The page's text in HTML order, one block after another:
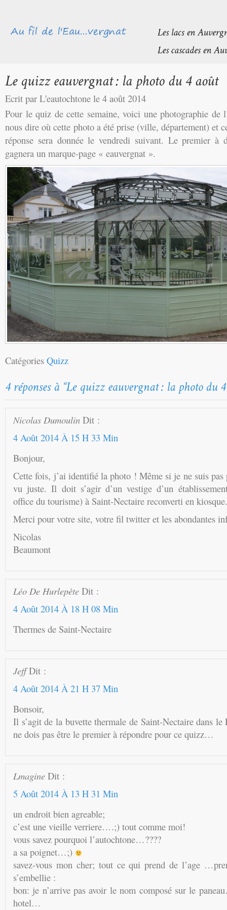
Ecrit par L'eautochtone le 4 août 2014
Pour le quiz de cette semaine, voici une photographie de
nous dire où cette photo a été prise (ville, département) et
réponse sera donnée le vendredi suivant. Le premier à
gagnera un marque-page « eauvergnat ».
Catégories Quizz
Nicolas Dumoulin Dit :
4 Août 2014 À 15 H 33 Min
Bonjour,
Cette fois, j’ai identifié la photo ! Même si je ne suis pas
vu juste. Il doit s’agir d’un vestige d’un
office du tourisme) à Saint-Nectaire reconverti en kiosque.
Merci pour votre site, votre fil twitter et les abondantes
Nicolas
Beaumont
Léo De Hurlepète Dit :
4 Août 2014 À 18 H 08 Min
Thermes de Saint-Nectaire
Jeff Dit :
4 Août 2014 À 21 H 37 Min
Bonsoir,
Il s’agit de la buvette thermale de Saint-Nectaire dans
ne dois pas être le premier à répondre pour ce quizz…
Lmagine Dit :
5 Août 2014 À 13 H 31 Min
un endroit bien agreable;
c’est une vieille verriere….;) tout comme moi!
vous savez pourquoi l’autochtone…????
a sa poignet…;)
savez-vous mon cher; tout ce qui prend de l’age
s’embellie :
bon: je n’arrive pas avoir le nom composé sur le
hotel…